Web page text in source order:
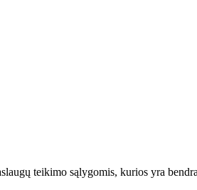
teikimo sąlygomis, kurios yra